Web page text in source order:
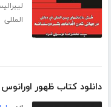
المللی
دانلود کتاب ظهور اورانوس